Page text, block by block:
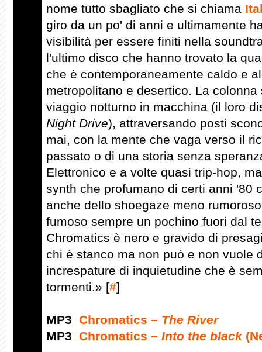
nome tutto sbagliato che si chiama
giro da un po' di anni e ultimamente
visibilità per essere finiti nella
l'ultimo disco che hanno trovato la
che è contemporaneamente caldo e
metropolitano e desertico. La
viaggio notturno in macchina (il loro
Night Drive), attraversando posti
mai, con la mente che vaga verso il
passato o di una storia senza
Elettronico e a volte quasi trip-hop,
synth che profumano di certi anni '80
anche dello shoegaze meno
fumoso sempre un pochino fuori dal
Chromatics è nero e gravido di
chi è stanco ma non può e non vuole
increspature di inquietudine che è
tormenti.» [#]
MP3 Chromatics – The River
MP3 Chromatics – Into the black